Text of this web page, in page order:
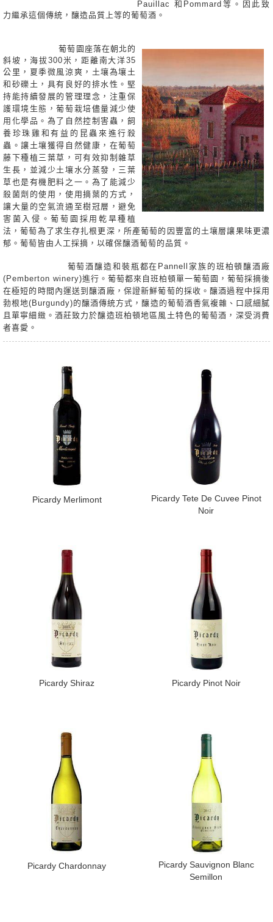
Pauillac 和Pommard等。因此致
力繼承這個傳統，釀造品質上等的葡萄酒。
葡萄園座落在朝北的
斜坡，海拔300米，距離南大洋35
公里，夏季微風涼爽，土壤為壤土
和砂礫土，具有良好的排水性。堅
持能持續發展的管理理念，注重保
護環境生態，葡萄栽培儘量減少使
用化學品。為了自然控制害蟲，飼
養珍珠雞和有益的昆蟲來進行殺
蟲。讓土壤獲得自然健康，在葡萄
藤下種植三葉草，可有效抑制雜草
生長，並減少土壤水分蒸發，三葉
草也是有機肥料之一。為了能減少
殺菌劑的使用，使用摘葉的方式，
讓大量的空氣流通至樹冠層，避免
害菌入侵。葡萄園採用乾旱種植
法，葡萄為了求生存扎根更深，所產葡萄的因豐富的土壤層讓果味更濃
郁。葡萄皆由人工採摘，以確保釀酒葡萄的品質。
葡萄酒釀造和裝瓶都在Pannell家族的班柏頓釀酒廠
(Pemberton winery)進行。葡萄都來自班柏頓單一葡萄園，葡萄採摘後
在極短的時間內運送到釀酒廠，保證新鮮葡萄的採收。釀酒過程中採用
勃根地(Burgundy)的釀酒傳統方式，釀造的葡萄酒香氣複雜、口感細膩
且單寧細緻。酒莊致力於釀造班柏頓地區風土特色的葡萄酒，深受消費
者喜愛。
​Picardy Merlimont
​Picardy Tete De Cuvee Pinot
Noir
​Picardy Shiraz Picardy Pinot Noir
​Picardy Chardonnay
Picardy Sauvignon Blanc
Semillon